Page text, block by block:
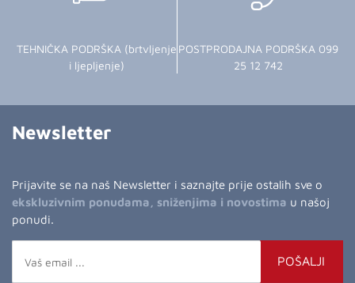
TEHNIČKA PODRŠKA (brtvljenje
i ljepljenje)
POSTPRODAJNA PODRŠKA 099
25 12 742
Newsletter
Prijavite se na naš Newsletter i saznajte prije ostalih sve o
ekskluzivnim ponudama, sniženjima i novostima u našoj
ponudi.
POŠALJI